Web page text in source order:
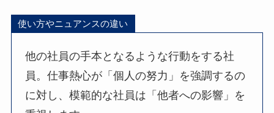
使い方やニュアンスの違い
他の社員の手本となるような行動をする社
員。仕事熱心が「個人の努力」を強調するの
に対し、模範的な社員は「他者への影響」を